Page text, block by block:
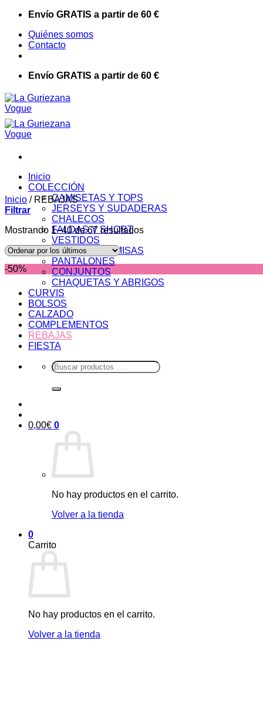
Saltar
contenido
Envío GRATIS a partir de 60 €
Quiénes somos
Contacto
Envío GRATIS a partir de 60 €
Inicio
COLECCIÓN
CAMISETAS Y TOPS
JERSEYS Y SUDADERAS
CHALECOS
FALDAS Y SHORT
VESTIDOS
BLUSAS Y CAMISAS
PANTALONES
CONJUNTOS
CHAQUETAS Y ABRIGOS
CURVIS
BOLSOS
CALZADO
COMPLEMENTOS
REBAJAS
FIESTA
Buscar
por:
0,00€ 0
No hay productos en el carrito.
Volver a la tienda
0
Carrito
No hay productos en el carrito.
Volver a la tienda
Inicio /REBAJAS
Filtrar
Mostrando 1–40 de 67 resultados
-50%